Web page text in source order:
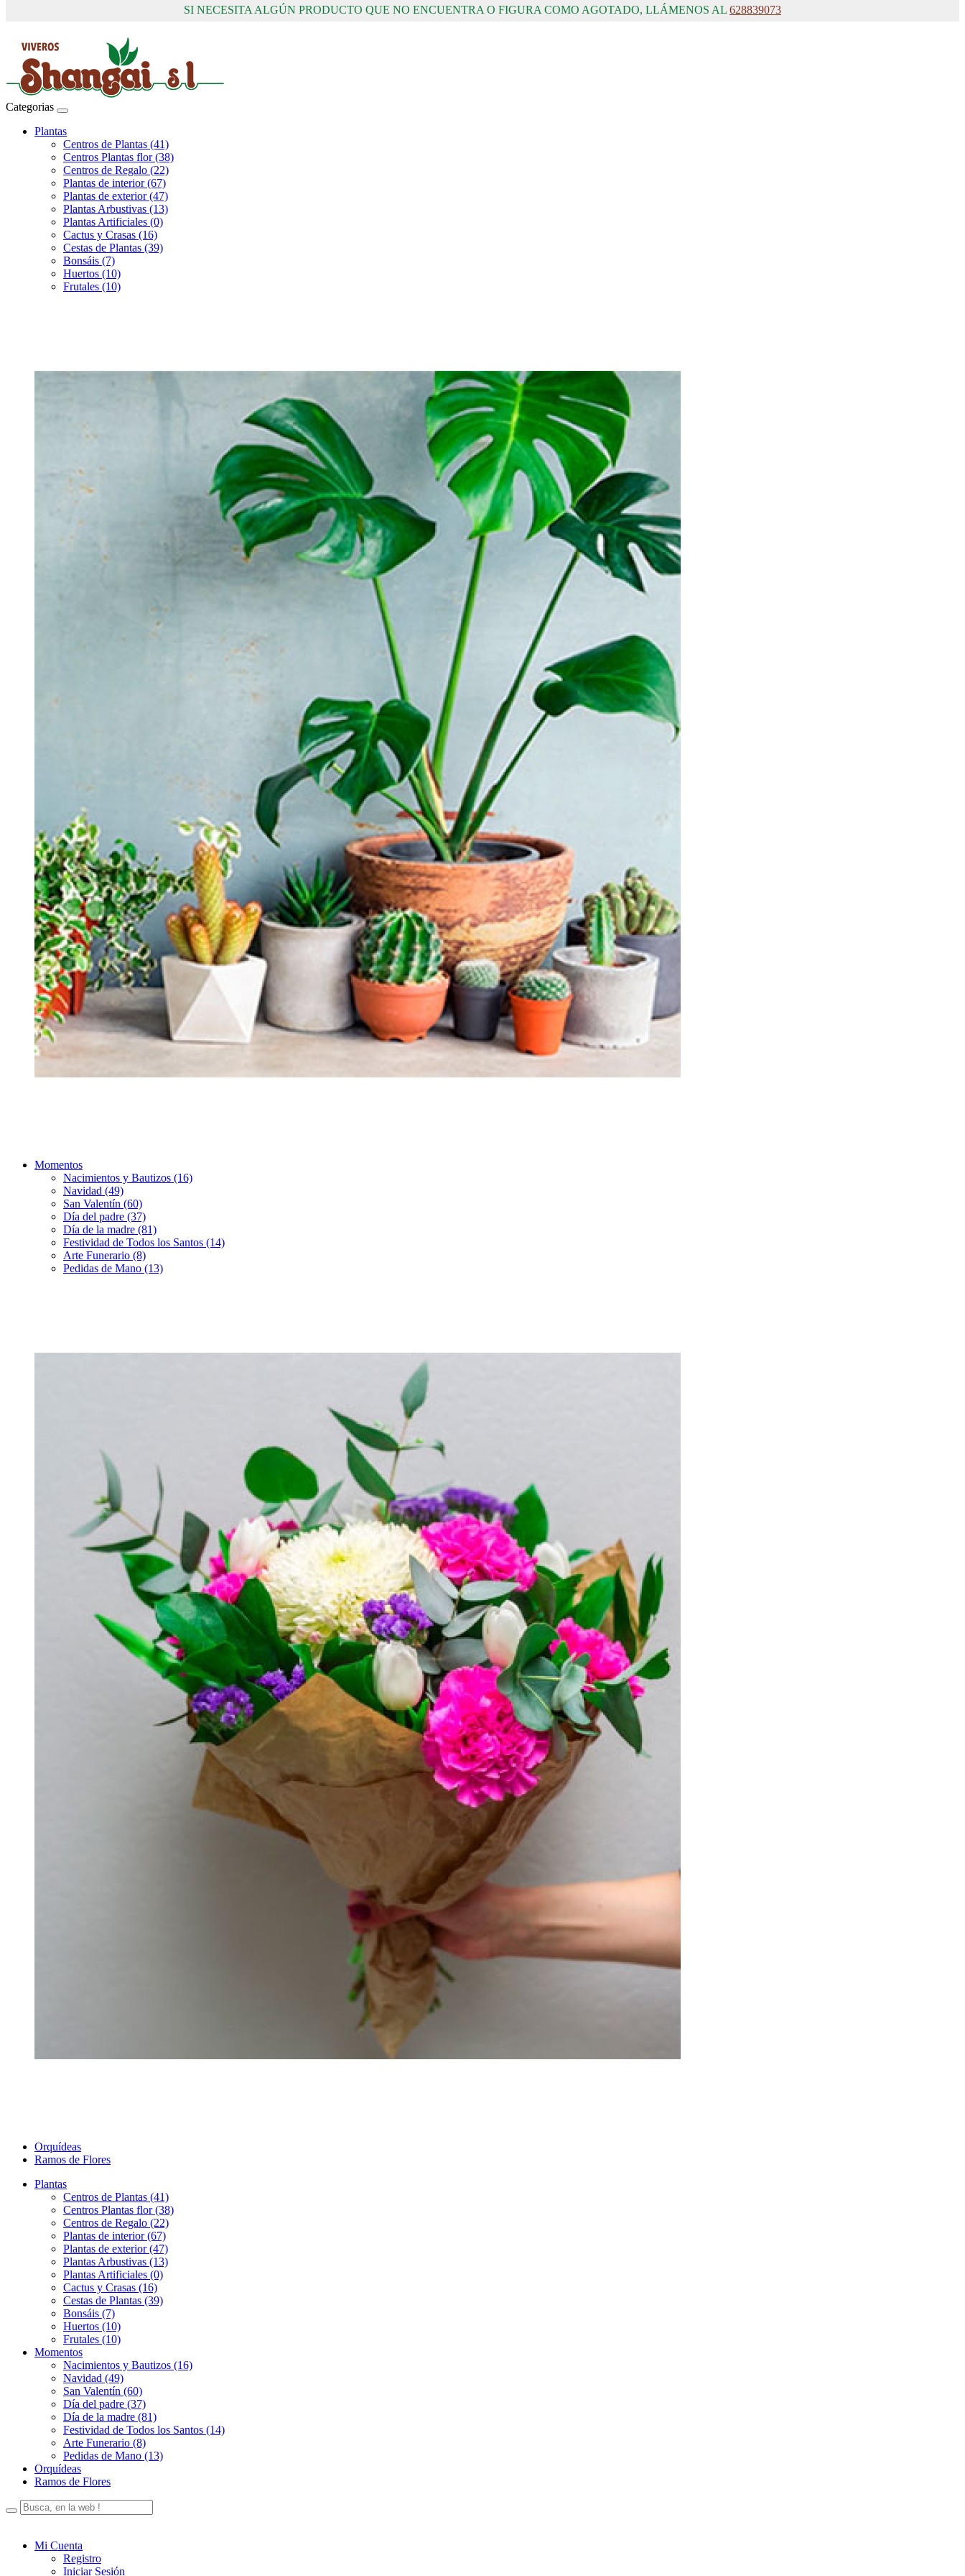
SI NECESITA ALGÚN PRODUCTO QUE NO ENCUENTRA O FIGURA COMO AGOTADO, LLÁMENOS AL 628839073
Categorias
Plantas
Centros de Plantas (41)
Centros Plantas flor (38)
Centros de Regalo (22)
Plantas de interior (67)
Plantas de exterior (47)
Plantas Arbustivas (13)
Plantas Artificiales (0)
Cactus y Crasas (16)
Cestas de Plantas (39)
Bonsáis (7)
Huertos (10)
Frutales (10)
Momentos
Nacimientos y Bautizos (16)
Navidad (49)
San Valentín (60)
Día del padre (37)
Día de la madre (81)
Festividad de Todos los Santos (14)
Arte Funerario (8)
Pedidas de Mano (13)
Orquídeas
Ramos de Flores
Plantas
Centros de Plantas (41)
Centros Plantas flor (38)
Centros de Regalo (22)
Plantas de interior (67)
Plantas de exterior (47)
Plantas Arbustivas (13)
Plantas Artificiales (0)
Cactus y Crasas (16)
Cestas de Plantas (39)
Bonsáis (7)
Huertos (10)
Frutales (10)
Momentos
Nacimientos y Bautizos (16)
Navidad (49)
San Valentín (60)
Día del padre (37)
Día de la madre (81)
Festividad de Todos los Santos (14)
Arte Funerario (8)
Pedidas de Mano (13)
Orquídeas
Ramos de Flores
Mi Cuenta
Registro
Iniciar Sesión